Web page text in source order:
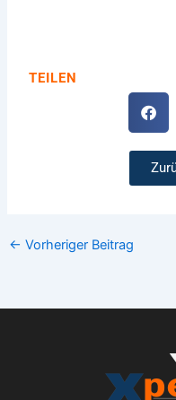
TEILEN
← Vorheriger Beitrag